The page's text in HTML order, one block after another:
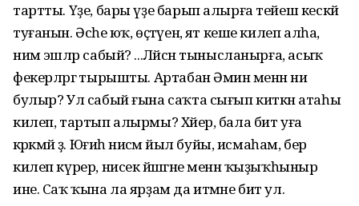
тартты. Үҙе, бары үҙе барып алырға тейеш кескәй
туғанын. Әсәһе юҡ, өҫтәүенә, ят кеше килеп алһа,
нимә эшләр сабый? ...Ләйсән тынысланырға, асыҡ
фекерләргә тырышты. Артабан Әминә менән ни
булыр? Ул сабый ғына саҡта сығып киткән атаһы
килеп, тартып алырмы? Хәйер, бала бит уға
кәрәкмәй ҙә. Юғиһә нисәмә йыл буйы, исмаһам, бер
килеп күрер, нисек йәшәгәне менән ҡыҙыҡһыныр
ине. Саҡ ҡына ла ярҙам да итмәне бит ул.